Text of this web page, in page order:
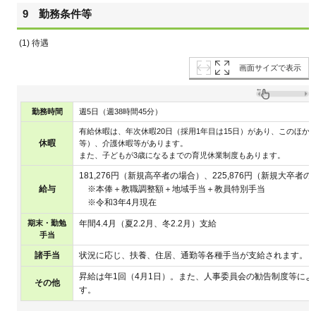
9 勤務条件等
(1) 待遇
画面サイズで表示
勤務時間 週5日（週38時間45分）
休暇
有給休暇は、年次休暇20日（採用1年目は15日）があり、このほか
等）、介護休暇等があります。
また、子どもが3歳になるまでの育児休業制度もあります。
給与
181,276円（新規高卒者の場合）、225,876円（新規大卒者の
※本俸＋教職調整額＋地域手当＋教員特別手当
※令和3年4月現在
期末・勤勉
手当
年間4.4月（夏2.2月、冬2.2月）支給
諸手当 状況に応じ、扶養、住居、通勤等各種手当が支給されます。
その他
昇給は年1回（4月1日）。また、人事委員会の勧告制度等に
す。